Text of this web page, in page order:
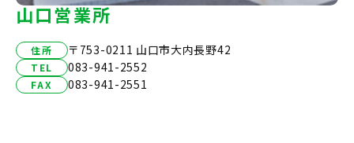
山口営業所
住所 〒753-0211 山口市大内長野42
TEL 083-941-2552
FAX 083-941-2551